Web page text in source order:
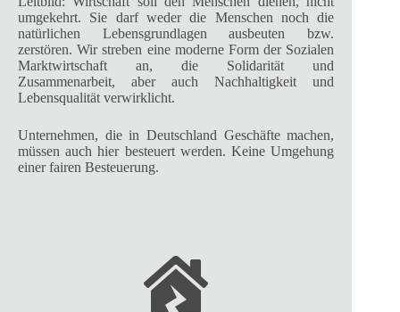
umgekehrt. Sie darf weder die Menschen noch die
natürlichen Lebensgrundlagen ausbeuten bzw.
zerstören. Wir streben eine moderne Form der Sozialen
Marktwirtschaft an, die Solidarität und
Zusammenarbeit, aber auch Nachhaltigkeit und
Lebensqualität verwirklicht.
Unternehmen, die in Deutschland Geschäfte machen,
müssen auch hier besteuert werden. Keine Umgehung
einer fairen Besteuerung.